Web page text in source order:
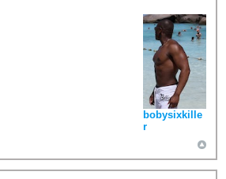
bobysixkille
r